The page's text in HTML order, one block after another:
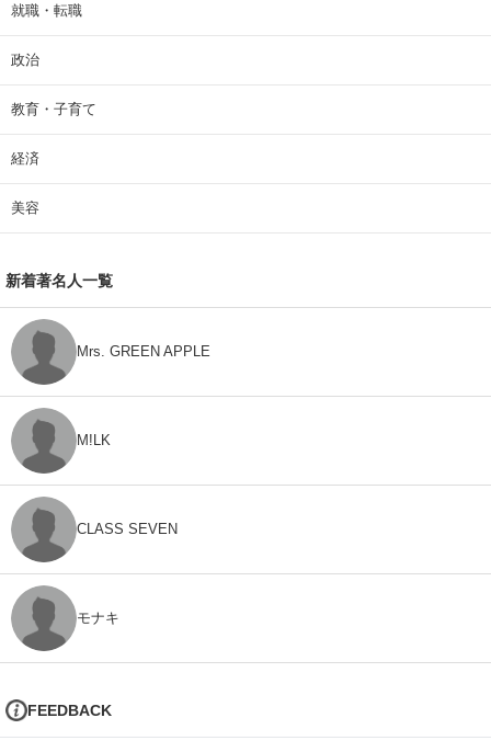
就職・転職
政治
教育・子育て
経済
美容
新着著名人一覧
Mrs. GREEN APPLE
M!LK
CLASS SEVEN
モナキ
FEEDBACK